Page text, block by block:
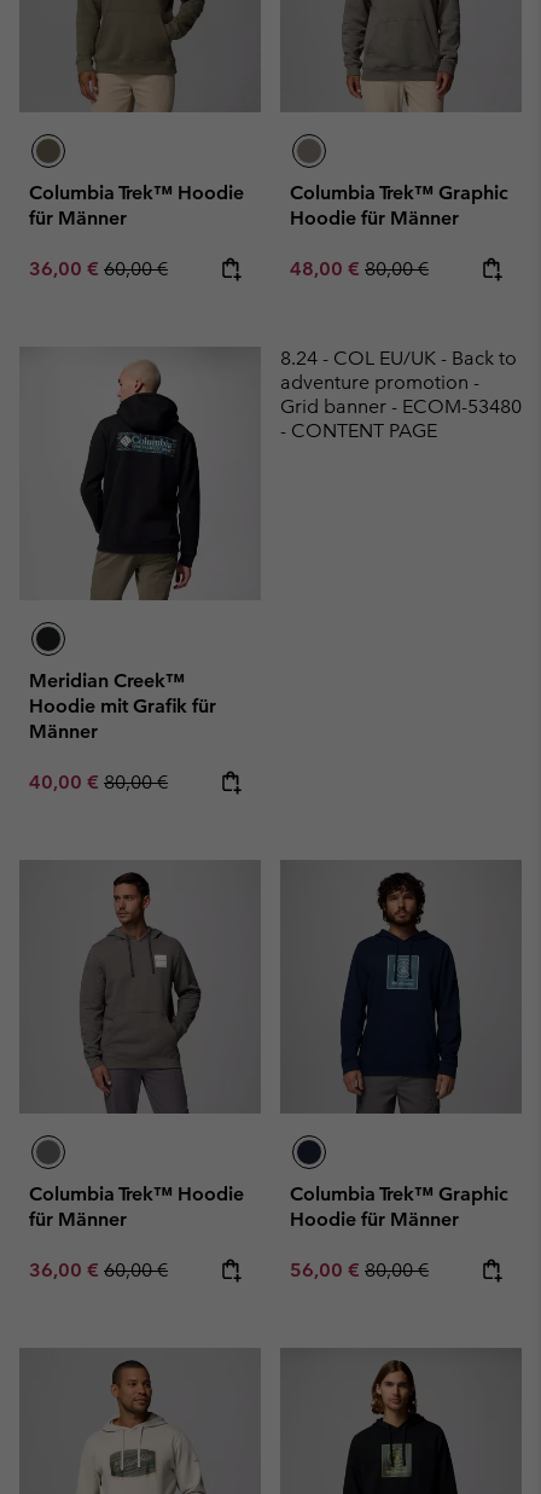
Columbia Trek™ Hoodie
für Männer
Sale price:
36,00 € Regular price:
60,00 €
Columbia Trek™ Graphic
Hoodie für Männer
Sale price:
48,00 € Regular price:
80,00 €
Meridian Creek™
Hoodie mit Grafik für
Männer
Sale price:
40,00 € Regular price:
80,00 €
8.24 - COL EU/UK - Back to
adventure promotion -
Grid banner - ECOM-53480
- CONTENT PAGE
Columbia Trek™ Hoodie
für Männer
Sale price:
36,00 € Regular price:
60,00 €
Columbia Trek™ Graphic
Hoodie für Männer
Sale price:
56,00 € Regular price:
80,00 €